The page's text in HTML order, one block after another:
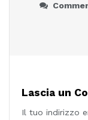
Lascia un
Il tuo indirizzo